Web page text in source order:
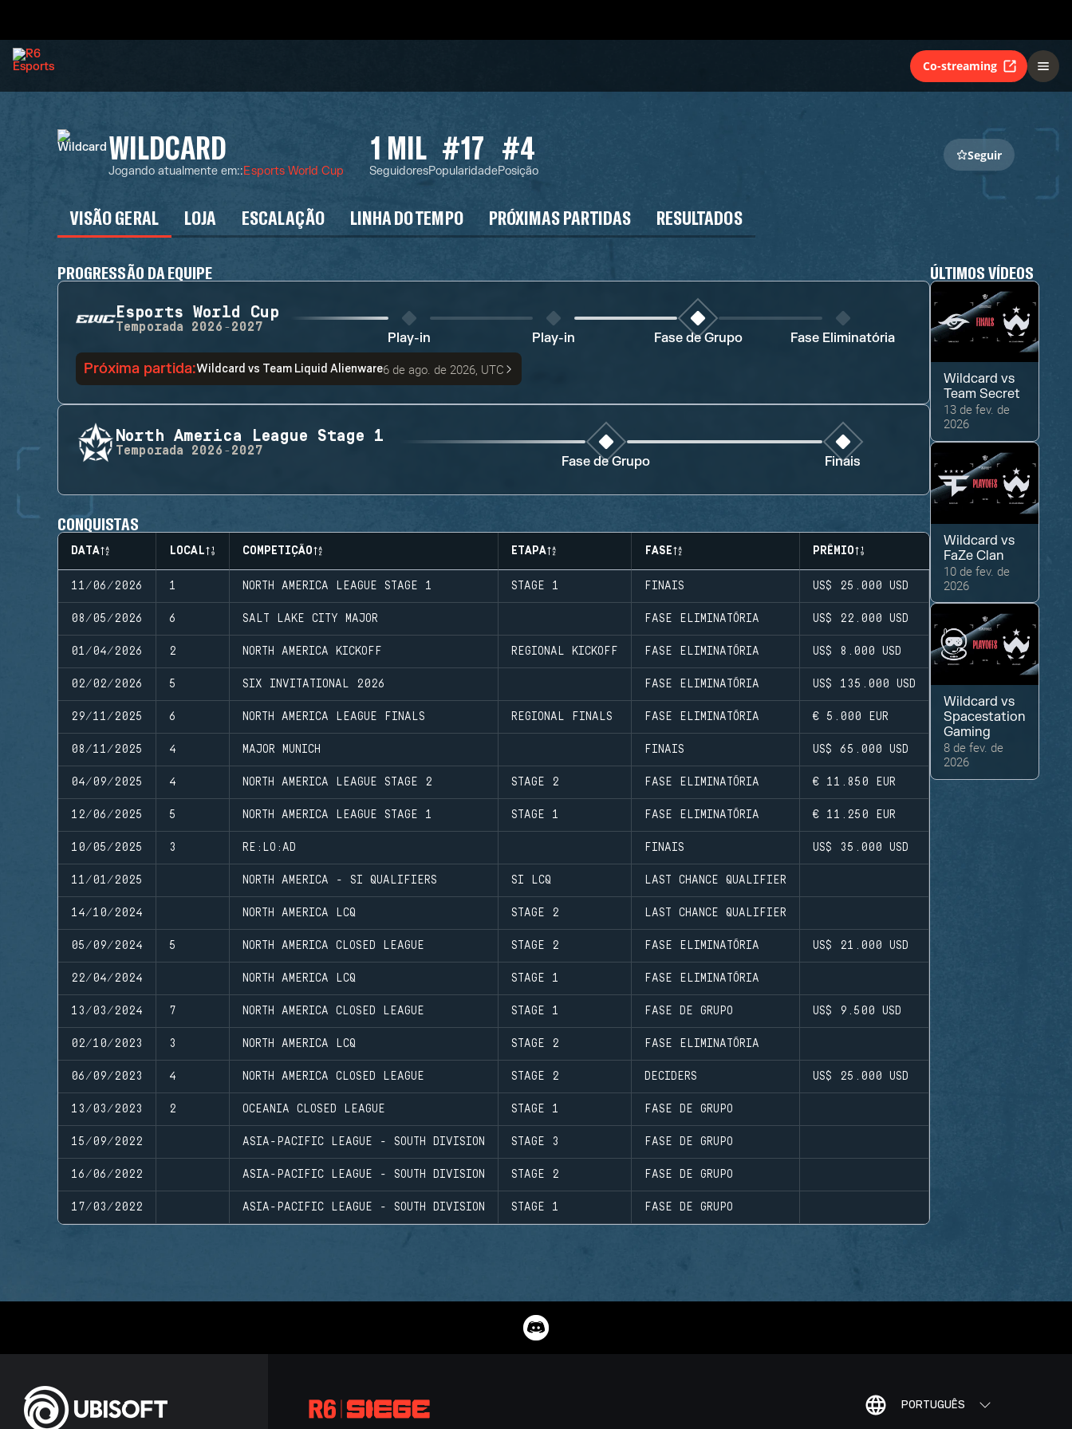
Co-streaming
WILDCARD
Jogando atualmente em::Esports World Cup
1 MIL
Seguidores
#17
Popularidade
#4
Posição
Seguir
VISÃO GERAL LOJA ESCALAÇÃO LINHA DO TEMPO PRÓXIMAS PARTIDAS RESULTADOS
PROGRESSÃO DA EQUIPE
Esports World Cup
Temporada 2026-2027
Play-in Play-in Fase de Grupo Fase Eliminatória
Próxima partida:Wildcard vs Team Liquid Alienware6 de ago. de 2026, UTC
North America League Stage 1
Temporada 2026-2027
Fase de Grupo Finais
CONQUISTAS
DATA LOCAL COMPETIÇÃO ETAPA FASE PRÊMIO
11/06/2026 1 NORTH AMERICA LEAGUE STAGE 1 STAGE 1 FINAIS US$ 25.000 USD
08/05/2026 6 SALT LAKE CITY MAJOR FASE ELIMINATÓRIA US$ 22.000 USD
01/04/2026 2 NORTH AMERICA KICKOFF REGIONAL KICKOFF FASE ELIMINATÓRIA US$ 8.000 USD
02/02/2026 5 SIX INVITATIONAL 2026 FASE ELIMINATÓRIA US$ 135.000 USD
29/11/2025 6 NORTH AMERICA LEAGUE FINALS REGIONAL FINALS FASE ELIMINATÓRIA € 5.000 EUR
08/11/2025 4 MAJOR MUNICH FINAIS US$ 65.000 USD
04/09/2025 4 NORTH AMERICA LEAGUE STAGE 2 STAGE 2 FASE ELIMINATÓRIA € 11.850 EUR
12/06/2025 5 NORTH AMERICA LEAGUE STAGE 1 STAGE 1 FASE ELIMINATÓRIA € 11.250 EUR
10/05/2025 3 RE:LO:AD FINAIS US$ 35.000 USD
11/01/2025 NORTH AMERICA - SI QUALIFIERS SI LCQ LAST CHANCE QUALIFIER
14/10/2024 NORTH AMERICA LCQ STAGE 2 LAST CHANCE QUALIFIER
05/09/2024 5 NORTH AMERICA CLOSED LEAGUE STAGE 2 FASE ELIMINATÓRIA US$ 21.000 USD
22/04/2024 NORTH AMERICA LCQ STAGE 1 FASE ELIMINATÓRIA
13/03/2024 7 NORTH AMERICA CLOSED LEAGUE STAGE 1 FASE DE GRUPO US$ 9.500 USD
02/10/2023 3 NORTH AMERICA LCQ STAGE 2 FASE ELIMINATÓRIA
06/09/2023 4 NORTH AMERICA CLOSED LEAGUE STAGE 2 DECIDERS US$ 25.000 USD
13/03/2023 2 OCEANIA CLOSED LEAGUE STAGE 1 FASE DE GRUPO
15/09/2022 ASIA-PACIFIC LEAGUE - SOUTH DIVISION STAGE 3 FASE DE GRUPO
16/06/2022 ASIA-PACIFIC LEAGUE - SOUTH DIVISION STAGE 2 FASE DE GRUPO
17/03/2022 ASIA-PACIFIC LEAGUE - SOUTH DIVISION STAGE 1 FASE DE GRUPO
ÚLTIMOS VÍDEOS
Wildcard vs
Team Secret
13 de fev. de
2026
Wildcard vs
FaZe Clan
10 de fev. de
2026
Wildcard vs
Spacestation
Gaming
8 de fev. de
2026
PORTUGUÊS